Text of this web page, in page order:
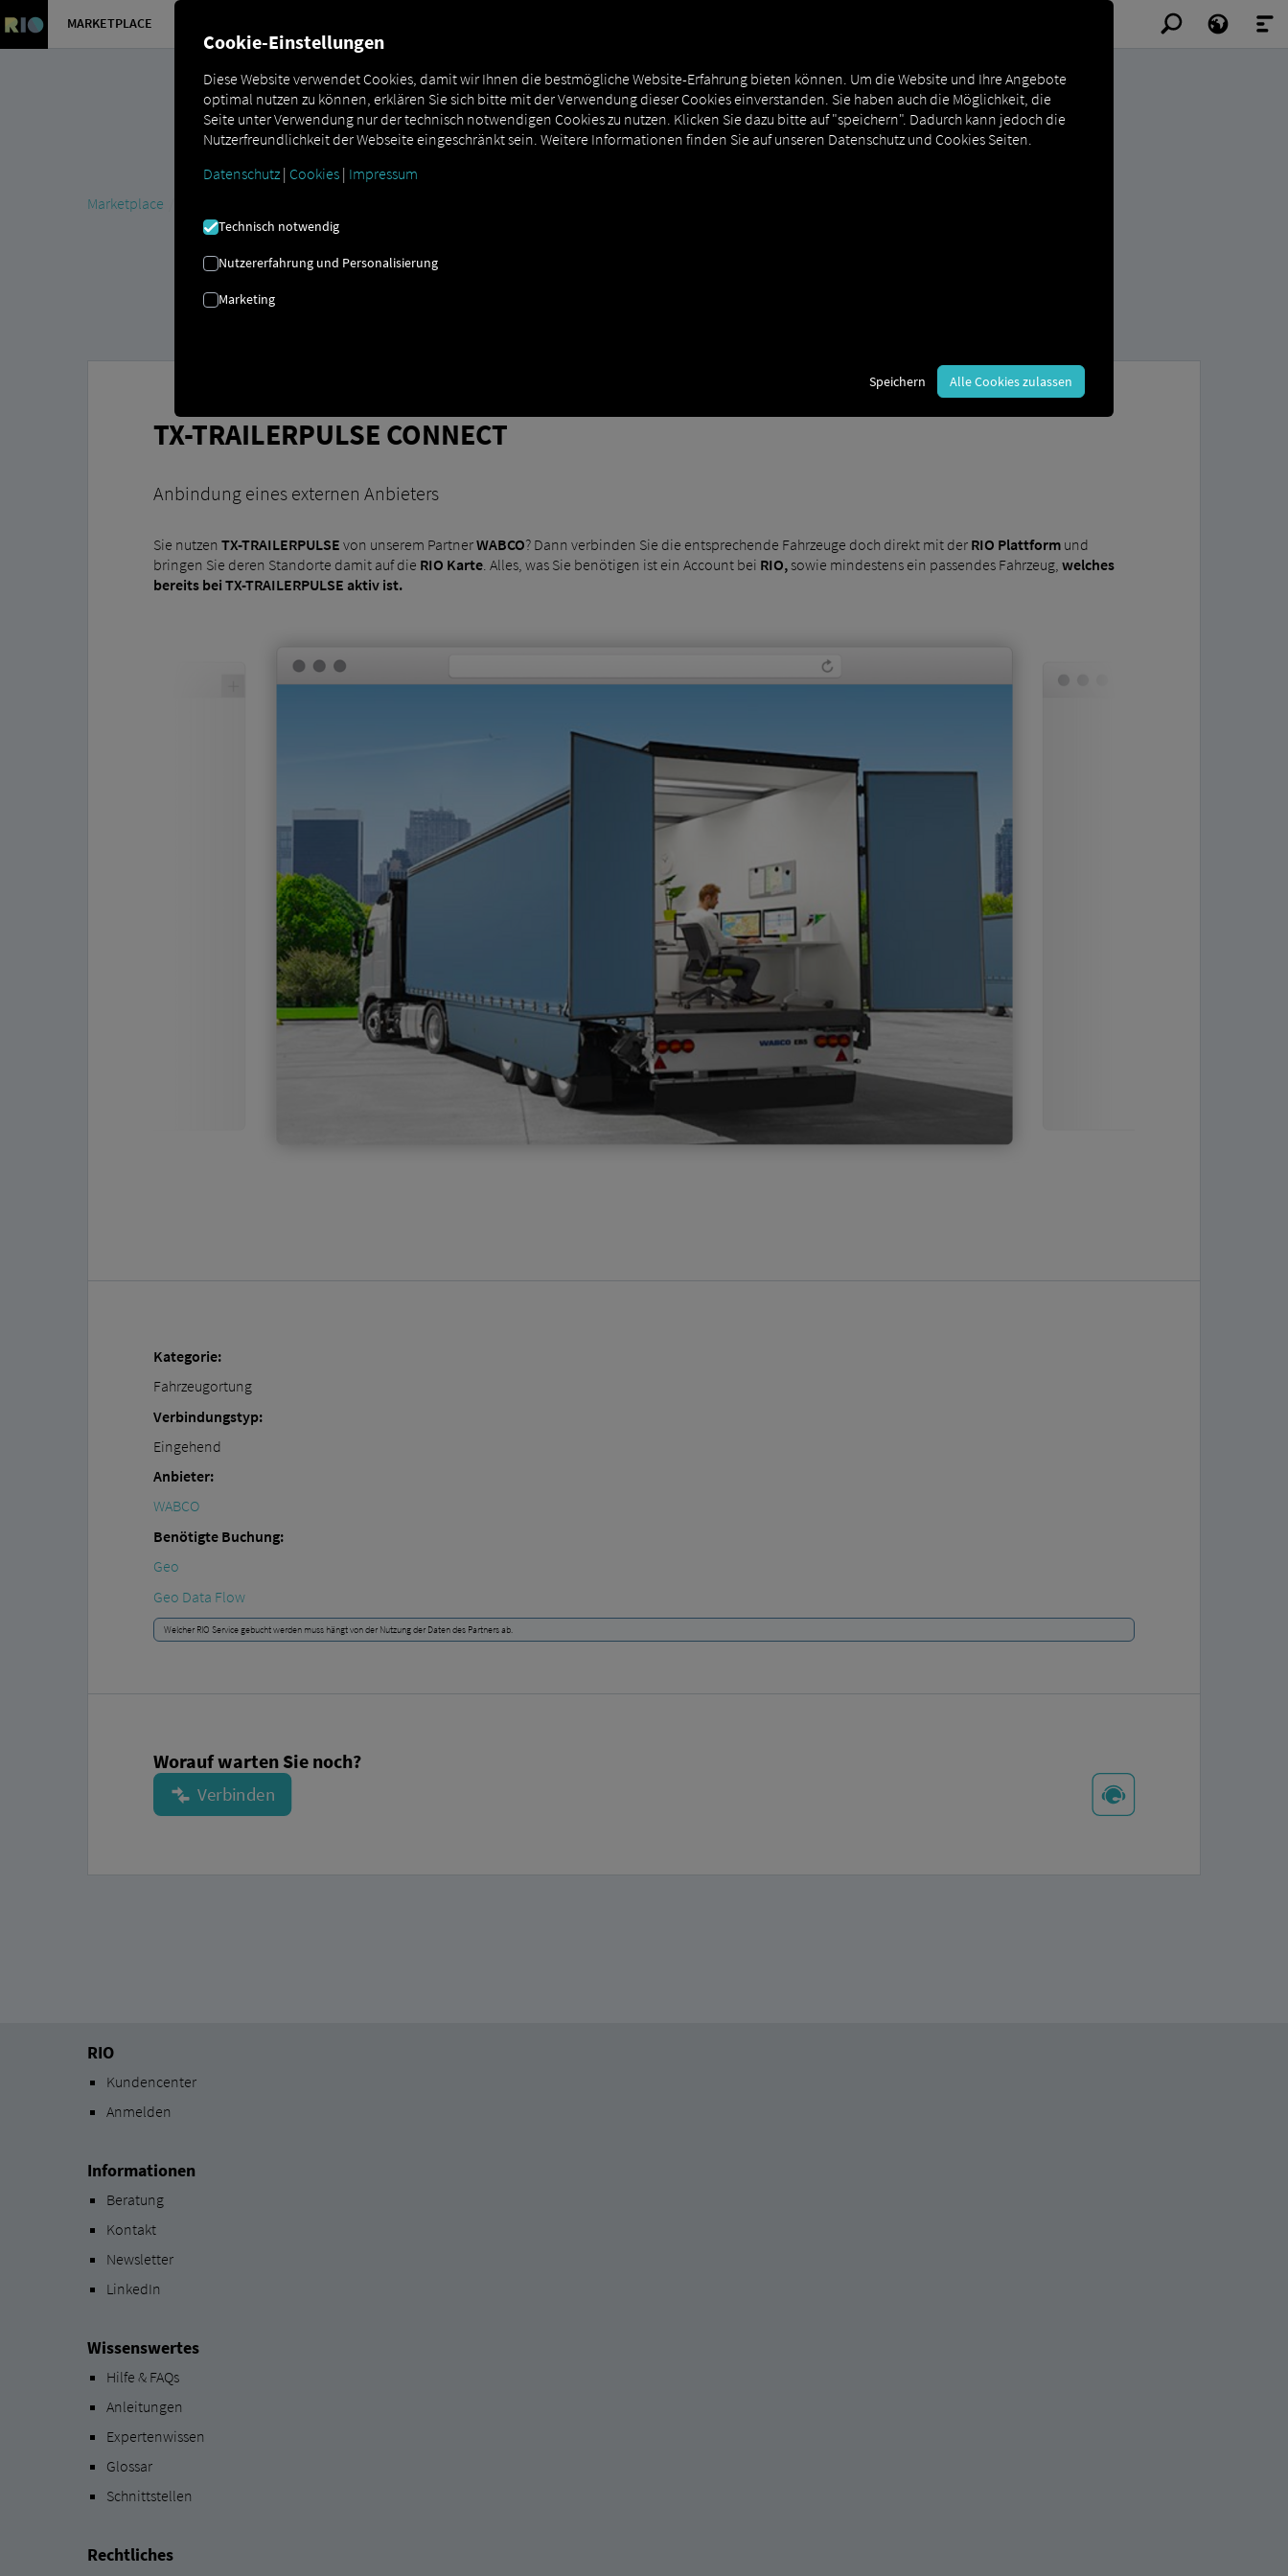
MARKETPLACE
Marketplace
TX-TRAILERPULSE CONNECT
Anbindung eines externen Anbieters
Sie nutzen TX-TRAILERPULSE von unserem PartnerWABCO? Dann verbinden Sie die entsprechende Fahrzeuge doch direkt mit der RIO Plattformund
bringen Sie deren Standorte damit auf die RIO Karte. Alles, was Sie benötigen ist ein Account bei RIO,sowie mindestens ein passendes Fahrzeug, welches
bereits bei TX-TRAILERPULSE aktiv ist.
Kategorie:
Fahrzeugortung
Verbindungstyp:
Eingehend
Anbieter:
WABCO
Benötigte Buchung:
Geo
Geo Data Flow
Welcher RIO Service gebucht werden muss hängt von der Nutzung der Daten des Partners ab.
Worauf warten Sie noch?
RIO
Kundencenter
Anmelden
Informationen
Beratung
Kontakt
Newsletter
LinkedIn
Wissenswertes
Hilfe & FAQs
Anleitungen
Expertenwissen
Glossar
Schnittstellen
Rechtliches
Cookie-Einstellungen
Diese Website verwendet Cookies, damit wir Ihnen die bestmögliche Website-Erfahrung bieten können. Um die Website und Ihre Angebote
optimal nutzen zu können, erklären Sie sich bitte mit der Verwendung dieser Cookies einverstanden. Sie haben auch die Möglichkeit, die
Seite unter Verwendung nur der technisch notwendigen Cookies zu nutzen. Klicken Sie dazu bitte auf "speichern". Dadurch kann jedoch die
Nutzerfreundlichkeit der Webseite eingeschränkt sein. Weitere Informationen finden Sie auf unseren Datenschutz und Cookies Seiten.
Datenschutz | Cookies | Impressum
Technisch notwendig
Nutzererfahrung und Personalisierung
Marketing
Speichern Alle Cookies zulassen